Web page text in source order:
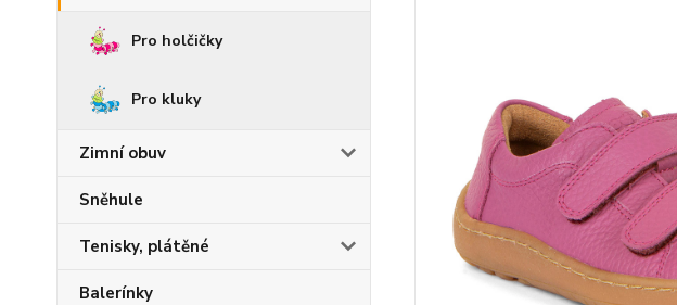
Pro holčičky
Pro kluky
Zimní obuv
Sněhule
Tenisky, plátěné
Balerínky